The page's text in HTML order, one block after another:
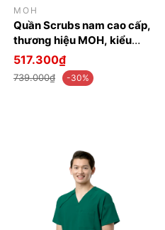
MOH
Quần Scrubs nam cao cấp,
thương hiệu MOH, kiểu
Jogger, 5 túi, chất vải và
form chuẩn Mỹ (MPS101J)
517.300₫
739.000₫ -30%